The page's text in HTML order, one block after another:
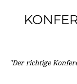
"Der richtige